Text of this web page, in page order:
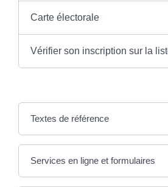
Carte électorale
Vérifier son inscription sur la
Textes de référence
Services en ligne et formulaires